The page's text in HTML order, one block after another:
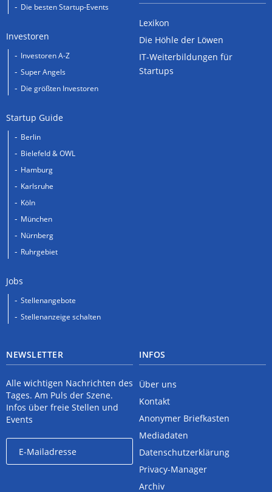
Die besten Startup-Events
Investoren
Investoren A-Z
Super Angels
Die größten Investoren
Startup Guide
Berlin
Bielefeld & OWL
Hamburg
Karlsruhe
Köln
München
Nürnberg
Ruhrgebiet
Jobs
Stellenangebote
Stellenanzeige schalten
Lexikon
Die Höhle der Löwen
IT-Weiterbildungen für
Startups
NEWSLETTER
Alle wichtigen Nachrichten des
Tages. Am Puls der Szene.
Infos über freie Stellen und
Events
INFOS
Über uns
Kontakt
Anonymer Briefkasten
Mediadaten
Datenschutzerklärung
Privacy-Manager
Archiv